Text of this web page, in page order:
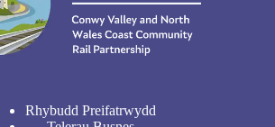
Rhybudd Preifatrwydd